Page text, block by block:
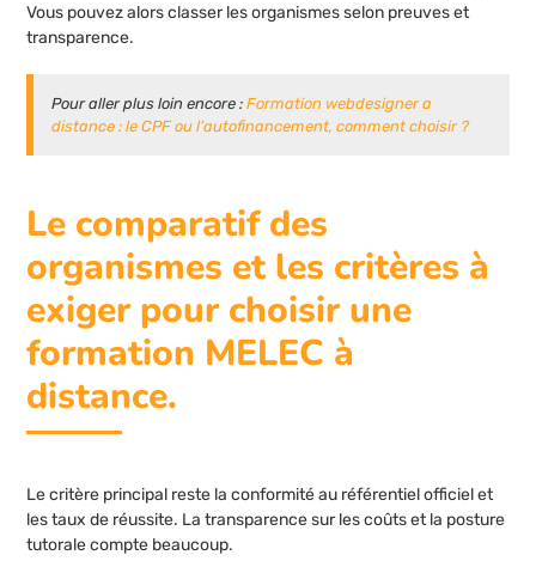
Vous pouvez alors classer les organismes selon preuves et
transparence.
Pour aller plus loin encore :Formation webdesigner a
distance : le CPF ou l’autofinancement, comment choisir ?
Le comparatif des
organismes et les critères à
exiger pour choisir une
formation MELEC à
distance.
Le critère principal reste la conformité au référentiel officiel et
les taux de réussite. La transparence sur les coûts et la posture
tutorale compte beaucoup.